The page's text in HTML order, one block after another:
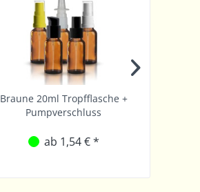
Braune 20ml Tropfflasche +
Pumpverschluss
ab 1,54 € *